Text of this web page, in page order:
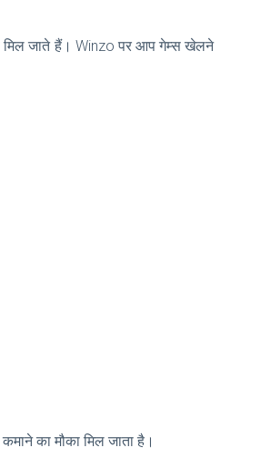
मिल जाते हैं। Winzo पर आप गेम्स खेलने
का मौका मिल जाता है।